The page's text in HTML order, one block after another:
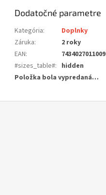
Dodatočné parametre
Kategória:
Doplnky
Záruka:
2 roky
EAN:
7434027011009
#sizes_table#: hidden
Položka bola vypredaná…